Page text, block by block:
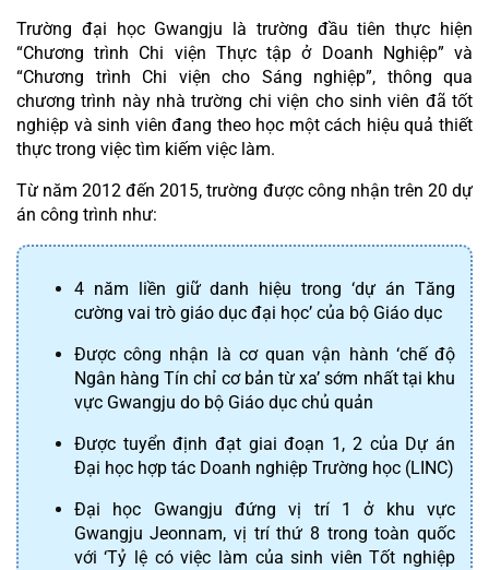
Trường đại học Gwangju là trường đầu tiên thực hiện
“Chương trình Chi viện Thực tập ở Doanh Nghiệp” và
“Chương trình Chi viện cho Sáng nghiệp”, thông qua
chương trình này nhà trường chi viện cho sinh viên đã tốt
nghiệp và sinh viên đang theo học một cách hiệu quả thiết
thực trong việc tìm kiếm việc làm.
Từ năm 2012 đến 2015, trường được công nhận trên 20 dự
án công trình như:
4 năm liền giữ danh hiệu trong ‘dự án Tăng
cường vai trò giáo dục đại học’ của bộ Giáo dục
Được công nhận là cơ quan vận hành ‘chế độ
Ngân hàng Tín chỉ cơ bản từ xa’ sớm nhất tại khu
vực Gwangju do bộ Giáo dục chủ quản
Được tuyển định đạt giai đoạn 1, 2 của Dự án
Đại học hợp tác Doanh nghiệp Trường học (LINC)
Đại học Gwangju đứng vị trí 1 ở khu vực
Gwangju Jeonnam, vị trí thứ 8 trong toàn quốc
với ‘Tỷ lệ có việc làm của sinh viên Tốt nghiệp